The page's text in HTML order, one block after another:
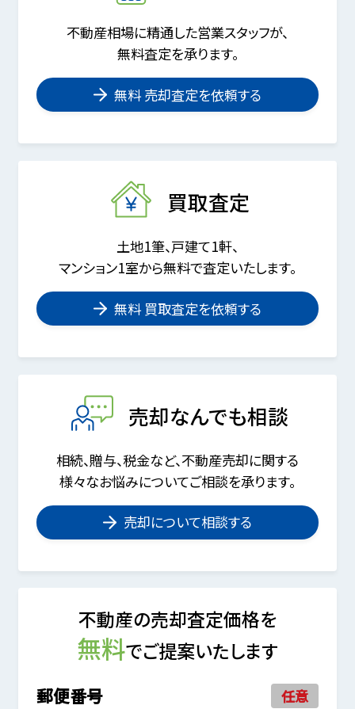
不動産相場に精通した営業スタッフが、
無料査定を承ります。
無料 売却査定を依頼する
買取査定
土地1筆、戸建て1軒、
マンション1室から無料で査定いたします。
無料 買取査定を依頼する
売却なんでも相談
相続、贈与、税金など、不動産売却に関する
様々なお悩みについてご相談を承ります。
売却について相談する
不動産の売却査定価格を
無料でご提案いたします
郵便番号 任意